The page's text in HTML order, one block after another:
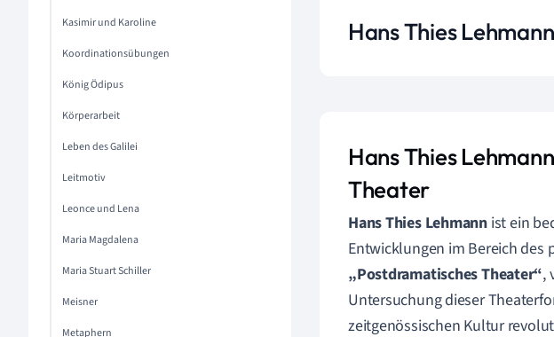
Kasimir und Karoline
Koordinationsübungen
König Ödipus
Körperarbeit
Leben des Galilei
Leitmotiv
Leonce und Lena
Maria Magdalena
Maria Stuart Schiller
Meisner
Metaphern
Hans Thies
Hans Thies
Theater
Hans Thies Lehmann ist ein
Entwicklungen im Bereich des
„Postdramatisches Theater“,
Untersuchung dieser
zeitgenössischen Kultur